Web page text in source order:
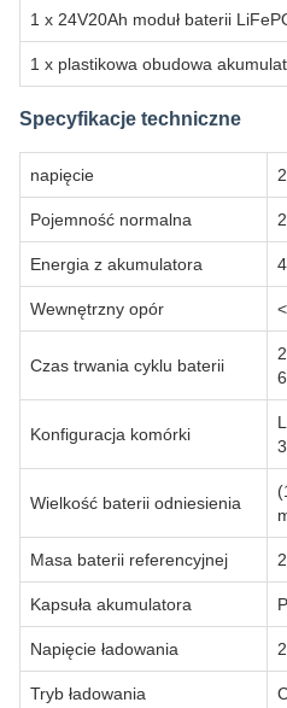
1 x 24V20Ah moduł baterii
1 x plastikowa obudowa
Specyfikacje techniczne
napięcie
Pojemność normalna
Energia z akumulatora
Wewnętrzny opór
Czas trwania cyklu baterii
Konfiguracja komórki
Wielkość baterii odniesienia
Masa baterii referencyjnej
Kapsuła akumulatora
Napięcie ładowania
Tryb ładowania